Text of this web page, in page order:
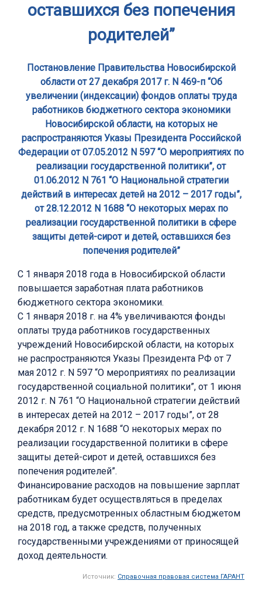
оставшихся без попечения
родителей”
Постановление Правительства Новосибирской
области от 27 декабря 2017 г. N 469-п “Об
увеличении (индексации) фондов оплаты труда
работников бюджетного сектора экономики
Новосибирской области, на которых не
распространяются Указы Президента Российской
Федерации от 07.05.2012 N 597 “О мероприятиях по
реализации государственной политики”, от
01.06.2012 N 761 “О Национальной стратегии
действий в интересах детей на 2012 – 2017 годы”,
от 28.12.2012 N 1688 “О некоторых мерах по
реализации государственной политики в сфере
защиты детей-сирот и детей, оставшихся без
попечения родителей”
С 1 января 2018 года в Новосибирской области
повышается заработная плата работников
бюджетного сектора экономики.
С 1 января 2018 г. на 4% увеличиваются фонды
оплаты труда работников государственных
учреждений Новосибирской области, на которых
не распространяются Указы Президента РФ от 7
мая 2012 г. N 597 “О мероприятиях по реализации
государственной социальной политики”, от 1 июня
2012 г. N 761 “О Национальной стратегии действий
в интересах детей на 2012 – 2017 годы”, от 28
декабря 2012 г. N 1688 “О некоторых мерах по
реализации государственной политики в сфере
защиты детей-сирот и детей, оставшихся без
попечения родителей”.
Финансирование расходов на повышение зарплат
работникам будет осуществляться в пределах
средств, предусмотренных областным бюджетом
на 2018 год, а также средств, полученных
государственными учреждениями от приносящей
доход деятельности.
Источник: Справочная правовая система ГАРАНТ